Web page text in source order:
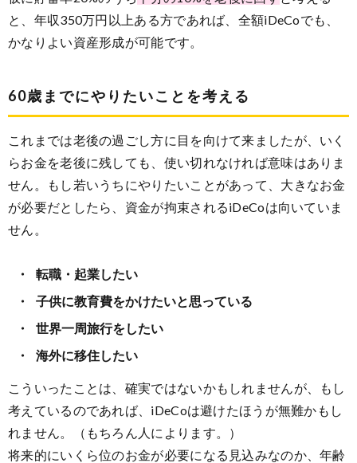
と、年収350万円以上ある方であれば、全額iDeCoでも、
かなりよい資産形成が可能です。
60歳までにやりたいことを考える
これまでは老後の過ごし方に目を向けて来ましたが、いく
らお金を老後に残しても、使い切れなければ意味はありま
せん。もし若いうちにやりたいことがあって、大きなお金
が必要だとしたら、資金が拘束されるiDeCoは向いていま
せん。
転職・起業したい
子供に教育費をかけたいと思っている
世界一周旅行をしたい
海外に移住したい
こういったことは、確実ではないかもしれませんが、もし
考えているのであれば、iDeCoは避けたほうが無難かもし
れません。（もちろん人によります。）
将来的にいくら位のお金が必要になる見込みなのか、年齢